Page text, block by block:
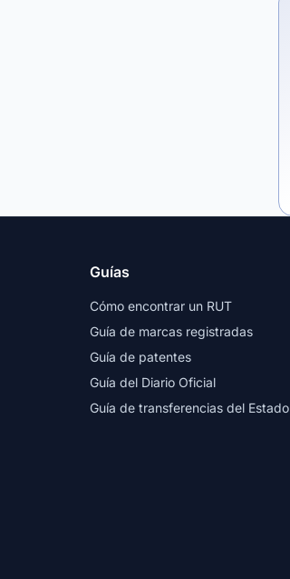
Guías
Cómo encontrar un RUT
Guía de marcas registradas
Guía de patentes
Guía del Diario Oficial
Guía de transferencias del Estado